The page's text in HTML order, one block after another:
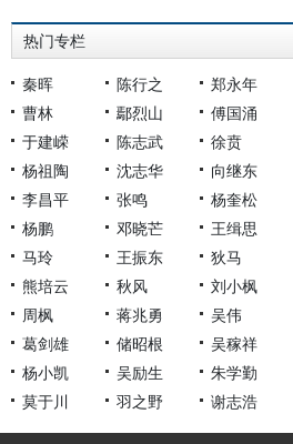
热门专栏
秦晖 陈行之 郑永年
曹林
鄢烈山 傅国涌
于建嵘
陈志武 徐贲
杨祖陶
沈志华 向继东
李昌平
张鸣 杨奎松
杨鹏
邓晓芒 王缉思
马玲
王振东 狄马
熊培云
秋风 刘小枫
周枫
蒋兆勇 吴伟
葛剑雄
储昭根 吴稼祥
杨小凯
吴励生 朱学勤
莫于川
羽之野 谢志浩